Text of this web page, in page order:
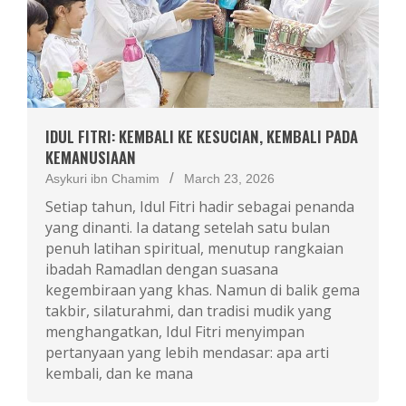
IDUL FITRI: KEMBALI KE KESUCIAN, KEMBALI PADA
KEMANUSIAAN
Asykuri ibn Chamim March 23, 2026
Setiap tahun, Idul Fitri hadir sebagai penanda
yang dinanti. Ia datang setelah satu bulan
penuh latihan spiritual, menutup rangkaian
ibadah Ramadlan dengan suasana
kegembiraan yang khas. Namun di balik gema
takbir, silaturahmi, dan tradisi mudik yang
menghangatkan, Idul Fitri menyimpan
pertanyaan yang lebih mendasar: apa arti
kembali, dan ke mana